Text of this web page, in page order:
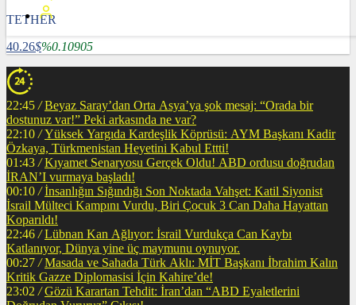
TETHER
40.26$%0.10905
22:45 / Beyaz Saray’dan Orta Asya’ya şok mesaj: “Orada bir
dostunuz var!” Peki arkasında ne var?
22:10 / Yüksek Yargıda Kardeşlik Köprüsü: AYM Başkanı Kadir
Özkaya, Türkmenistan Heyetini Kabul Ettti!
01:43 / Kıyamet Senaryosu Gerçek Oldu! ABD ordusu doğrudan
İRAN’I vurmaya başladı!
00:10 / İnsanlığın Sığındığı Son Noktada Vahşet: Katil Siyonist
İsrail Mülteci Kampını Vurdu, Biri Çocuk 3 Can Daha Hayattan
Koparıldı!
22:46 / Lübnan Kan Ağlıyor: İsrail Vurdukça Can Kaybı
Katlanıyor, Dünya yine üç maymunu oynuyor.
00:27 / Masada ve Sahada Türk Aklı: MİT Başkanı İbrahim Kalın
Kritik Gazze Diplomasisi İçin Kahire’de!
23:02 / Gözü Karartan Tehdit: İran’dan “ABD Eyaletlerini